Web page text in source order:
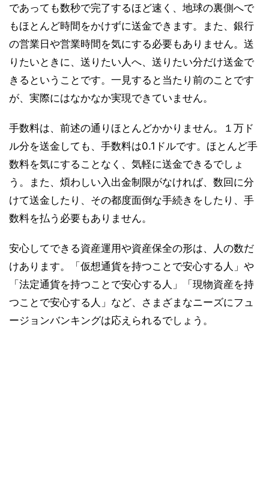
であっても数秒で完了するほど速く、地球の裏側へで
もほとんど時間をかけずに送金できます。また、銀行
の営業日や営業時間を気にする必要もありません。送
りたいときに、送りたい人へ、送りたい分だけ送金で
きるということです。一見すると当たり前のことです
が、実際にはなかなか実現できていません。
手数料は、前述の通りほとんどかかりません。１万ド
ル分を送金しても、手数料は0.1ドルです。ほとんど手
数料を気にすることなく、気軽に送金できるでしょ
う。また、煩わしい入出金制限がなければ、数回に分
けて送金したり、その都度面倒な手続きをしたり、手
数料を払う必要もありません。
安心してできる資産運用や資産保全の形は、人の数だ
けあります。「仮想通貨を持つことで安心する人」や
「法定通貨を持つことで安心する人」「現物資産を持
つことで安心する人」など、さまざまなニーズにフュ
ージョンバンキングは応えられるでしょう。